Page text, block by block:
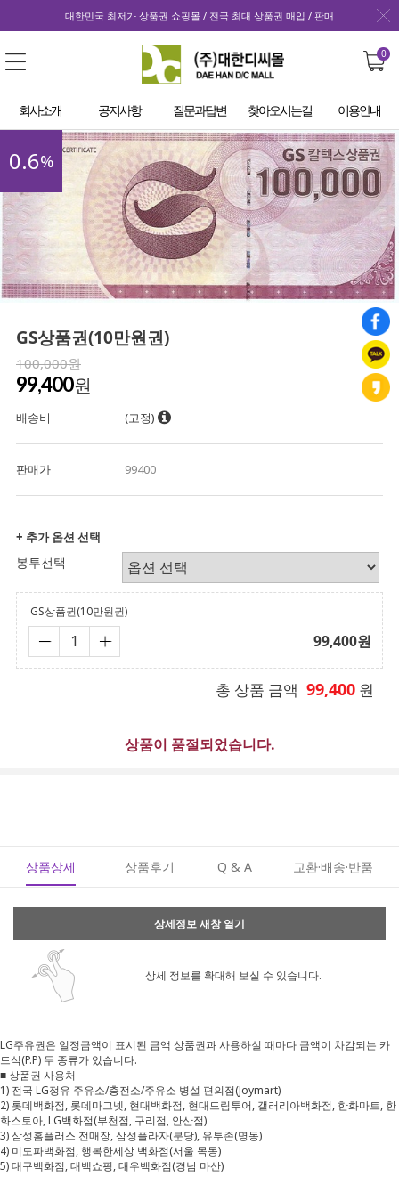
대한민국 최저가 상품권 쇼핑몰 / 전국 최대 상품권 매입 / 판매
0
회사소개 공지사항 질문과답변 찾아오시는길 이용안내
0.6%
GS상품권(10만원권)
100,000원
99,400원
배송비 (고정)
판매가 99400
+ 추가 옵션 선택
봉투선택
GS상품권(10만원권)
99,400원
총 상품 금액 99,400 원
상품이 품절되었습니다.
상품상세 상품후기 Q & A 교환·배송·반품
상세정보 새창 열기
상세 정보를 확대해 보실 수 있습니다.
LG주유권은 일정금액이 표시된 금액 상품권과 사용하실 때마다 금액이 차감되는 카
드식(P.P) 두 종류가 있습니다.
■ 상품권 사용처
1) 전국 LG정유 주유소/충전소/주유소 병설 편의점(Joymart)
2) 롯데백화점, 롯데마그넷, 현대백화점, 현대드림투어, 갤러리아백화점, 한화마트, 한
화스토아, LG백화점(부천점, 구리점, 안산점)
3) 삼성홈플러스 전매장, 삼성플라자(분당), 유투존(명동)
4) 미도파백화점, 행복한세상 백화점(서울 목동)
5) 대구백화점, 대백쇼핑, 대우백화점(경남 마산)